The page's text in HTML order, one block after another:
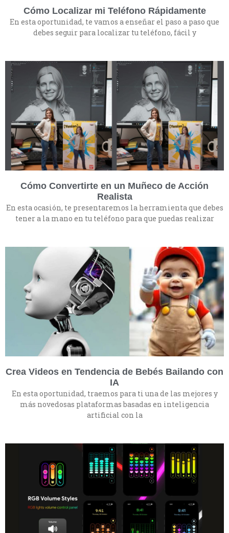
Cómo Localizar mi Teléfono Rápidamente
En esta oportunidad, te vamos a enseñar el paso a paso que
debes seguir para localizar tu teléfono, fácil y
Cómo Convertirte en un Muñeco de Acción
Realista
En esta ocasión, te presentaremos la herramienta que debes
tener a la mano en tu teléfono para que puedas realizar
Crea Videos en Tendencia de Bebés Bailando con
IA
En esta oportunidad, traemos para ti una de las mejores y
más novedosas plataformas basadas en inteligencia
artificial con la